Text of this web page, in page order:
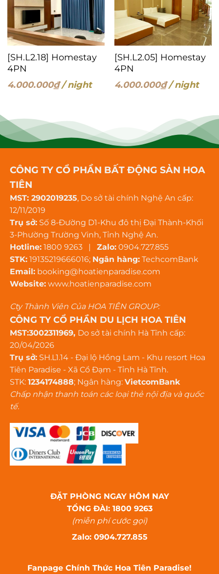
[SH.L2.18] Homestay
4PN
4.000.000₫/ night
[SH.L2.05] Homestay
4PN
4.000.000₫/ night
CÔNG TY CỔ PHẦN BẤT ĐỘNG SẢN HOA
TIÊN
MST: 2902019235, Do sở tài chính Nghệ An cấp:
12/11/2019
Trụ sở: Số 8-Đường D1-Khu đô thị Đại Thành-Khối
3-Phường Trường Vinh, Tỉnh Nghệ An.
Hotline: 1800 9263 | Zalo: 0904.727.855
STK: 19135219666016; Ngân hàng: TechcomBank
Email: booking@hoatienparadise.com
Website: www.hoatienparadise.com
Cty Thành Viên Của HOA TIÊN GROUP:
CÔNG TY CỔ PHẦN DU LỊCH HOA TIÊN
MST:3002311969, Do sở tài chính Hà Tĩnh cấp:
20/04/2026
Trụ sở: SH.L1.14 - Đại lộ Hồng Lam - Khu resort Hoa
Tiên Paradise - Xã Cổ Đạm - Tỉnh Hà Tĩnh.
STK: 1234174888; Ngân hàng: VietcomBank
Chấp nhận thanh toán các loại thẻ nội địa và quốc
tế.
ĐẶT PHÒNG NGAY HÔM NAY
TỔNG ĐÀI: 1800 9263
(miễn phí cước gọi)
Zalo: 0904.727.855
Fanpage Chính Thức Hoa Tiên Paradise!